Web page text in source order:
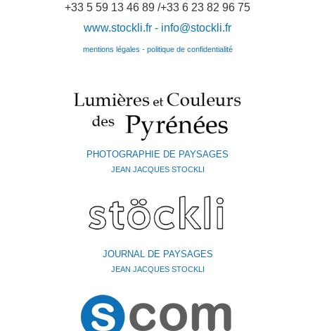
+33 5 59 13 46 89 /+33 6 23 82 96 75
www.stockli.fr - info@stockli.fr
mentions légales - politique de confidentialité
PHOTOGRAPHIE DE PAYSAGES
JEAN JACQUES STOCKLI
JOURNAL DE PAYSAGES
JEAN JACQUES STOCKLI